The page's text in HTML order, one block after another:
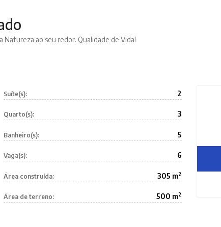
Natureza ao seu redor. Qualidade de Vida!
Suíte(s): 2
Quarto(s): 3
Banheiro(s): 5
Vaga(s): 6
Área construída: 305 m2
Área de terreno: 500 m2